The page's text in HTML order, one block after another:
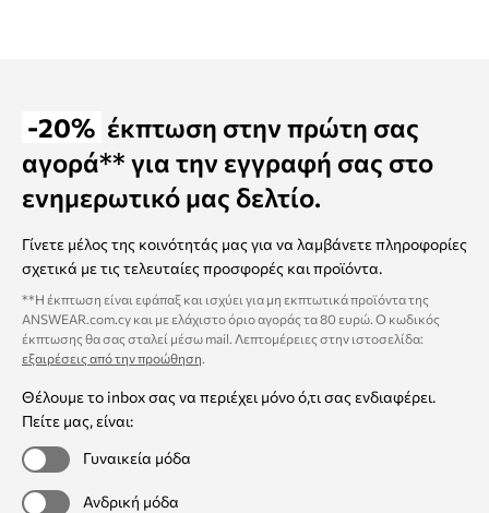
-20% έκπτωση στην πρώτη σας
αγορά** για την εγγραφή σας στο
ενημερωτικό μας δελτίο.
Γίνετε μέλος της κοινότητάς μας για να λαμβάνετε πληροφορίες
σχετικά με τις τελευταίες προσφορές και προϊόντα.
**Η έκπτωση είναι εφάπαξ και ισχύει για μη εκπτωτικά προϊόντα της
ANSWEAR.com.cy και με ελάχιστο όριο αγοράς τα 80 ευρώ. Ο κωδικός
έκπτωσης θα σας σταλεί μέσω mail. Λεπτομέρειες στην ιστοσελίδα:
εξαιρέσεις από την προώθηση.
Θέλουμε το inbox σας να περιέχει μόνο ό,τι σας ενδιαφέρει.
Πείτε μας, είναι:
Γυναικεία μόδα
Ανδρική μόδα